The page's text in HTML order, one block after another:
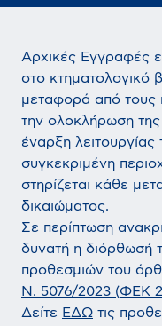
Αρχικές Εγγραφές
στο κτηματολογικό
μεταφορά από τους
την ολοκλήρωση
έναρξη
συγκεκριμένη
στηρίζεται κάθε
δικαιώματος.
Σε περίπτωση
δυνατή η διόρθωσή
προθεσμιών του
Ν. 5076/2023 (ΦΕΚ
Δείτε ΕΔΩ τις